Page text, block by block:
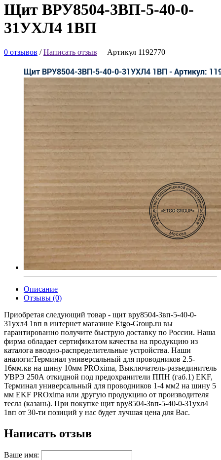
Щит ВРУ8504-3ВП-5-40-0-
31УХЛ4 1ВП
0 отзывов /Написать отзыв Артикул 1192770
Описание
Отзывы (0)
Приобретая следующий товар - щит вру8504-3вп-5-40-0-
31ухл4 1вп в интернет магазине Etgo-Group.ru вы
гарантированно получите быструю доставку по России. Наша
фирма обладает сертификатом качества на продукцию из
каталога вводно-распределительные устройства. Наши
аналоги:Терминал универсальный для проводников 2.5-
16мм.кв на шину 10мм PROxima, Выключатель-разъединитель
УВРЭ 250А откидной под предохранители ППН (габ.1) EKF,
Терминал универсальный для проводников 1-4 мм2 на шину 5
мм EKF PROxima или другую продукцию от производителя
тесла (казань). При покупке щит вру8504-3вп-5-40-0-31ухл4
1вп от 30-ти позиций у нас будет лучшая цена для Вас.
Написать отзыв
Ваше имя: